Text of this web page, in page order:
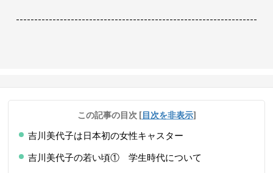
------------------------------------------------------------------
この記事の目次 [目次を非表示]
吉川美代子は日本初の女性キャスター
吉川美代子の若い頃① 学生時代について